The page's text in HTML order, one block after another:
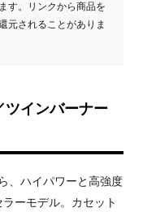
す。リンクから商品を
元されることがありま
ツインバーナー
、ハイパワーと高強度
ーモデル。カセット